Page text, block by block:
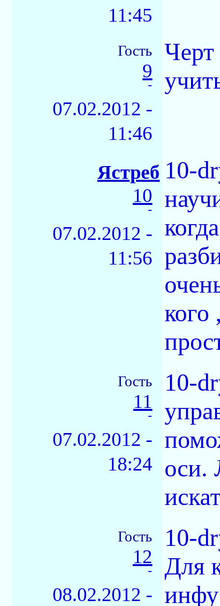
11:45
Гость
9
-
07.02.2012 -
11:46
Черт
Ястреб
10
-
07.02.2012 -
11:56
10-
Гость
11
-
07.02.2012 -
18:24
10-
оси.
Гость
12
-
08.02.2012 -
10-
Для